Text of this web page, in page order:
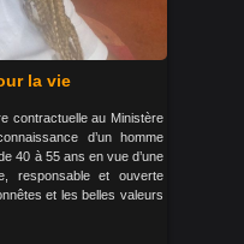
la vie
contractuelle au Ministère
d’un homme
40 à 55 ans en vue d’une
responsable et ouverte
et les belles valeurs